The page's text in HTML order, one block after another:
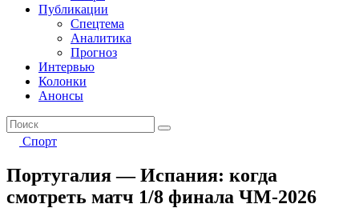
Публикации
Спецтема
Аналитика
Прогноз
Интервью
Колонки
Анонсы
Спорт
Португалия — Испания: когда
смотреть матч 1/8 финала ЧМ-2026